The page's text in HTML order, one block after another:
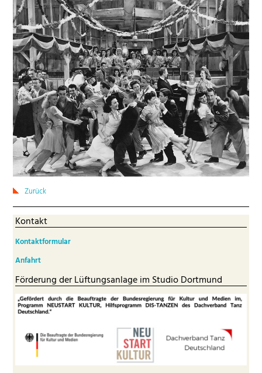
Zurück
Kontakt
Kontaktformular
Anfahrt
Förderung der Lüftungsanlage im Studio Dortmund